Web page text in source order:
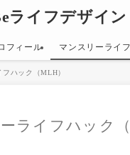
ライフデザイン
フィール マンスリーライ
ハック（MLH）
ライフハック（